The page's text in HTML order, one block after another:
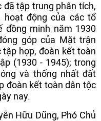
đã tập trung phân tích,
hoạt động của các tổ
đồng minh năm 1930
góp của Mặt trận
hợp, đoàn kết toàn
(1930 - 1945); trong
và thống nhất đất
đoàn kết toàn dân tộc
nay.
Hữu Dũng, Phó Chủ